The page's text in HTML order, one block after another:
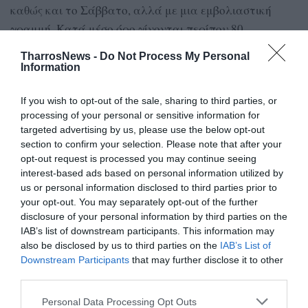
TharrosNews - Do Not Process My Personal
Information
If you wish to opt-out of the sale, sharing to third parties, or
processing of your personal or sensitive information for
targeted advertising by us, please use the below opt-out
section to confirm your selection. Please note that after your
opt-out request is processed you may continue seeing
interest-based ads based on personal information utilized by
us or personal information disclosed to third parties prior to
your opt-out. You may separately opt-out of the further
disclosure of your personal information by third parties on the
IAB’s list of downstream participants. This information may
also be disclosed by us to third parties on the IAB’s List of
Downstream Participants that may further disclose it to other
Personal Data Processing Opt Outs
καθώς και το Σάββατο, αλλά με μια εμβολιαστική
γραμμή. Κατά μέσο όρο γίνονται περίπου 80
εμβολιασμοί την ημέρα, με το 1/3 περίπου αυτών να
αφορά την 4η δόση για ηλικίες άνω των 80.
Για πρώτη δόση εμβολιασμού δεν υπάρχει σχεδόν
κανένας ενδιαφερόμενος, ενώ ελάχιστα είναι πλέον
και τα παιδιά που εμβολιάζονται.
Μάλιστα, παλιά υπήρχε ειδικός ιατρός στο κέντρο για
τον εμβολιασμό παιδιών και πλέον οι εμβολιασμοί
παιδιών έχουν περιορισθεί σε απόγευμα Παρασκευής
και πρωί Σαββάτου.
Επίσης, πολλοί έχουν πλέον νοσήσει και δε χρειάζεται
να εμβολιασθούν αυτή τη στιγμή. Σχεδόν ένα 5% των